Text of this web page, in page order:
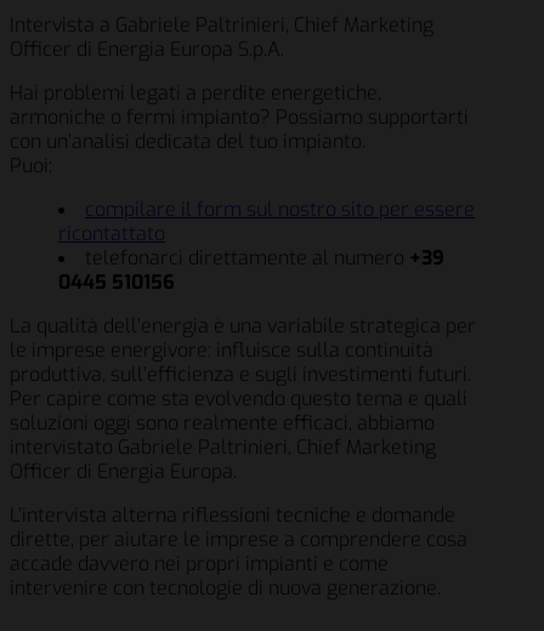
Intervista a Gabriele Paltrinieri, Chief Marketing
Officer di Energia Europa S.p.A.
Hai problemi legati a perdite energetiche,
armoniche o fermi impianto? Possiamo supportarti
con un’analisi dedicata del tuo impianto.
Puoi:
compilare il form sul nostro sito per essere
ricontattato
telefonarci direttamente al numero +39
0445 510156
La qualità dell’energia è una variabile strategica per
le imprese energivore: influisce sulla continuità
produttiva, sull’efficienza e sugli investimenti futuri.
Per capire come sta evolvendo questo tema e quali
soluzioni oggi sono realmente efficaci, abbiamo
intervistato Gabriele Paltrinieri, Chief Marketing
Officer di Energia Europa.
L’intervista alterna riflessioni tecniche e domande
dirette, per aiutare le imprese a comprendere cosa
accade davvero nei propri impianti e come
intervenire con tecnologie di nuova generazione.